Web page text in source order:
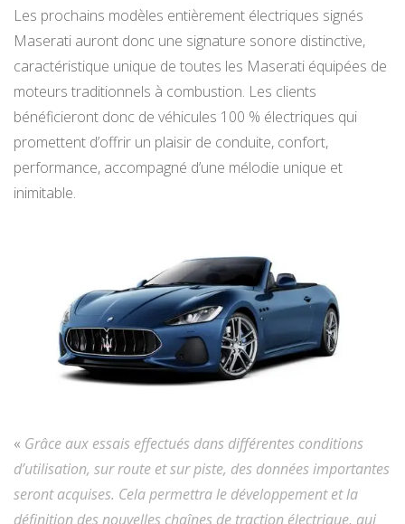
Les prochains modèles entièrement électriques signés
Maserati auront donc une signature sonore distinctive,
caractéristique unique de toutes les Maserati équipées de
moteurs traditionnels à combustion. Les clients
bénéficieront donc de véhicules 100 % électriques qui
promettent d’offrir un plaisir de conduite, confort,
performance, accompagné d’une mélodie unique et
inimitable.
« Grâce aux essais effectués dans différentes conditions
d’utilisation, sur route et sur piste, des données importantes
seront acquises. Cela permettra le développement et la
définition des nouvelles chaînes de traction électrique, qui